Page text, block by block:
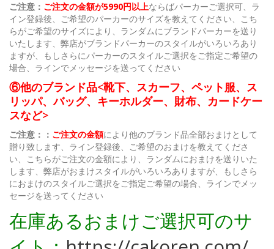
ご注意： ご注文の金額が5990円以上ならばパーカーご選択可、ラ
イン登録後、ご希望のパーカーのサイズを教えてください、こち
らがご希望のサイズにより、ランダムにブランドパーカーを送り
いたします、弊店がブランドパーカーのスタイルがいろいろあり
ますが、もしさらにパーカーのスタイルご選択をご指定ご希望の
場合、ラインでメッセージを送ってください
⑥他のブランド品<靴下、スカーフ、ペット服、ス
リッパ、バッグ、キーホルダー、財布、カードケー
スなど>
ご注意：： ご注文の金額により他のブランド品全部おまけとして
贈り致します、ライン登録後、ご希望のおまけを教えてくださ
い、こちらがご注文の金額により、ランダムにおまけを送りいた
します、弊店がおまけスタイルがいろいろありますが、もしさら
におまけのスタイルご選択をご指定ご希望の場合、ラインでメッ
セージを送ってください
在庫あるおまけご選択可のサ